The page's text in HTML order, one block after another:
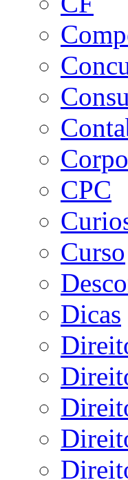
CPC
Curso
Dicas